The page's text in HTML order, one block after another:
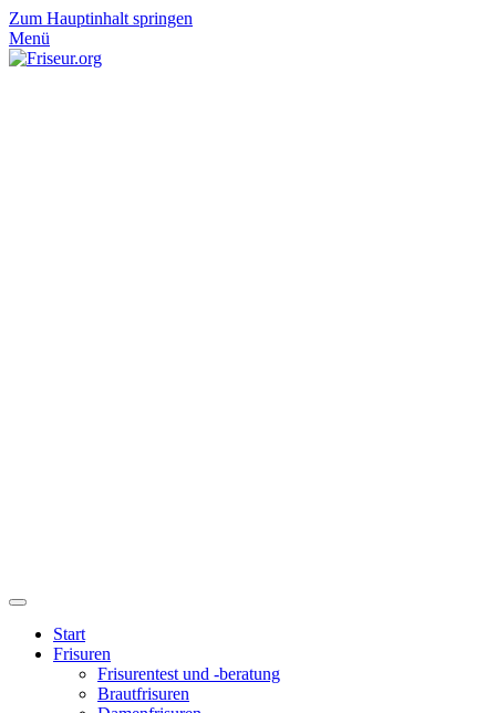
Zum Hauptinhalt springen
Menü
Start
Frisuren
Frisurentest und -beratung
Brautfrisuren